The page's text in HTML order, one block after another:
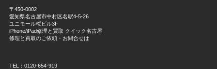
〒450-0002
愛知県名古屋市中村区名駅4-5-26
ユニモール桜ビル3F
iPhone/iPad修理と買取 クイック名古屋
修理と買取のご依頼・お問合せは
TEL：0120-654-919